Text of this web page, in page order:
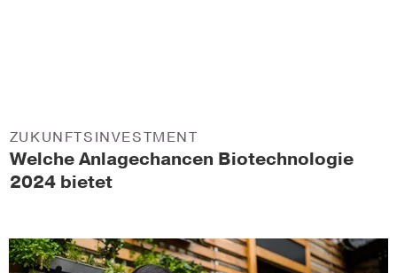
Welche Anlagechancen Biotechnologie
2024 bietet
ZUKUNFTSINVESTMENT